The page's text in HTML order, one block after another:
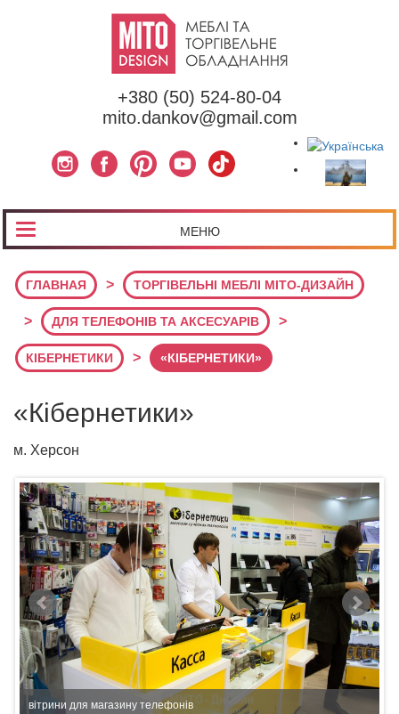
+380 (50) 524-80-04
mito.dankov@gmail.com
МЕНЮ
ГЛАВНАЯ > ТОРГІВЕЛЬНІ МЕБЛІ МІТО-ДИЗАЙН
> ДЛЯ ТЕЛЕФОНІВ ТА АКСЕСУАРІВ >
КІБЕРНЕТИКИ > «КІБЕРНЕТИКИ»
«Кібернетики»
м. Херсон
вітрини для магазину телефонів